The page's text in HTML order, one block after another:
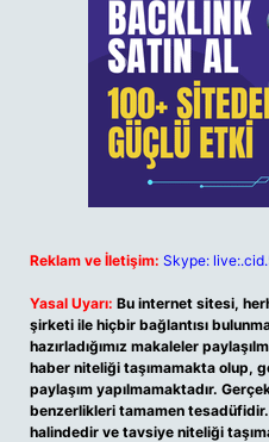
Reklam ve İletişim: Skype:
Yasal Uyarı: Bu internet sitesi,
şirketi ile hiçbir bağlantısı
hazırladığımız makaleler
haber niteliği taşımamakta olup,
paylaşım yapılmamaktadır.
benzerlikleri tamamen
halindedir ve tavsiye niteliği